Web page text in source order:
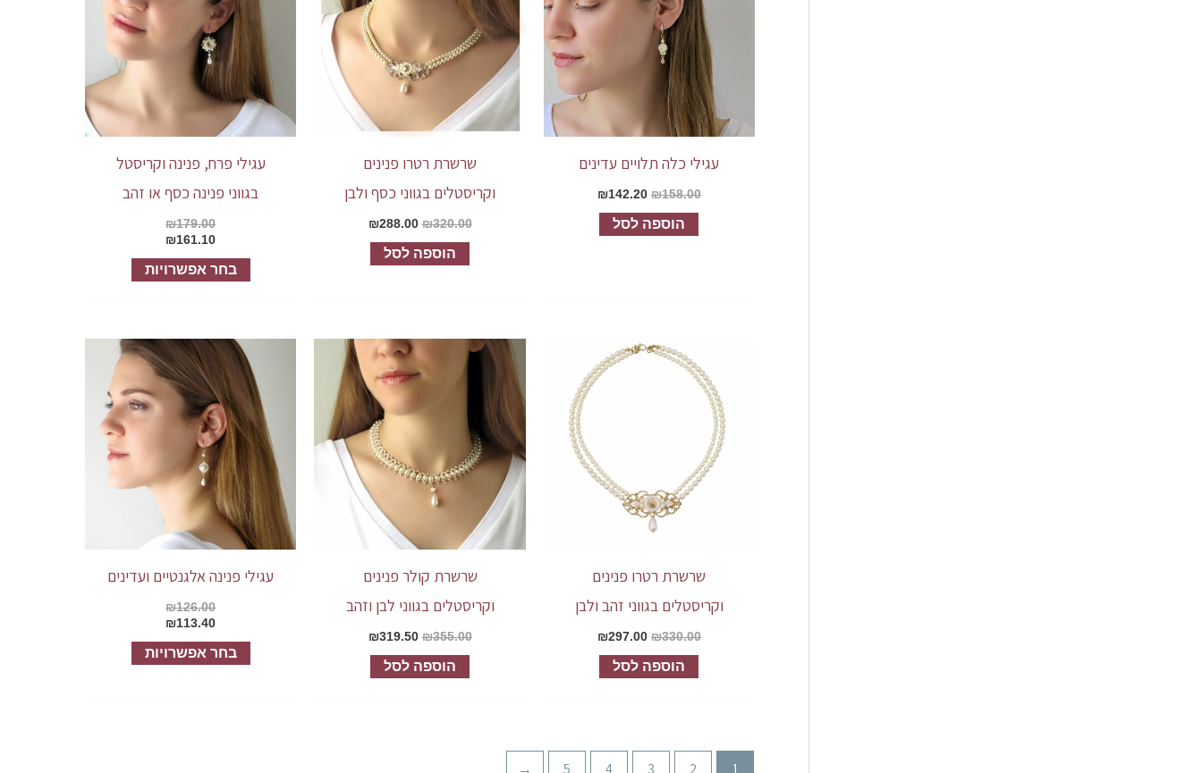
עגילי כלה תלויים עדינים
₪158.00
₪142.20
הוספה לסל
שרשרת רטרו פנינים
וקריסטלים בגווני כסף ולבן
₪320.00
₪288.00
הוספה לסל
עגילי פרח, פנינה וקריסטל
בגווני פנינה כסף או זהב
₪179.00
₪161.10
בחר אפשרויות
מספר
סוגים.
ניתן
את
בעמוד
המוצר
שרשרת רטרו פנינים
וקריסטלים בגווני זהב ולבן
₪330.00
₪297.00
הוספה לסל
שרשרת קולר פנינים
וקריסטלים בגווני לבן וזהב
₪355.00
₪319.50
הוספה לסל
עגילי פנינה אלגנטיים ועדינים
₪126.00
₪113.40
בחר אפשרויות
למוצר
זה
יש
מספר
סוגים.
ניתן
בעמוד